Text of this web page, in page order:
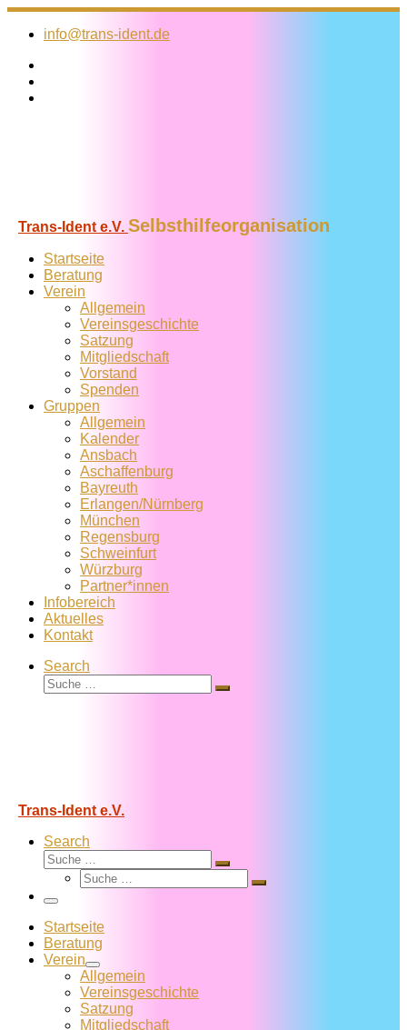
Zum
Inhalt
info@trans-ident.de
Trans-Ident e.V. Selbsthilfeorganisation
Startseite
Beratung
Verein
Allgemein
Vereins­geschichte
Satzung
Mitglied­schaft
Vorstand
Spenden
Gruppen
Allgemein
Kalender
Ansbach
Aschaffenburg
Bayreuth
Erlangen/Nürnberg
München
Regensburg
Schweinfurt
Würzburg
Partner*innen
Infobereich
Aktuelles
Kontakt
Search
Suche
Suche
Trans-Ident e.V.
Search
Suche
Suche
Suche
Suche
Menü
Startseite
Beratung
Verein
Allgemein
Vereins­geschichte
Satzung
Mitglied­schaft